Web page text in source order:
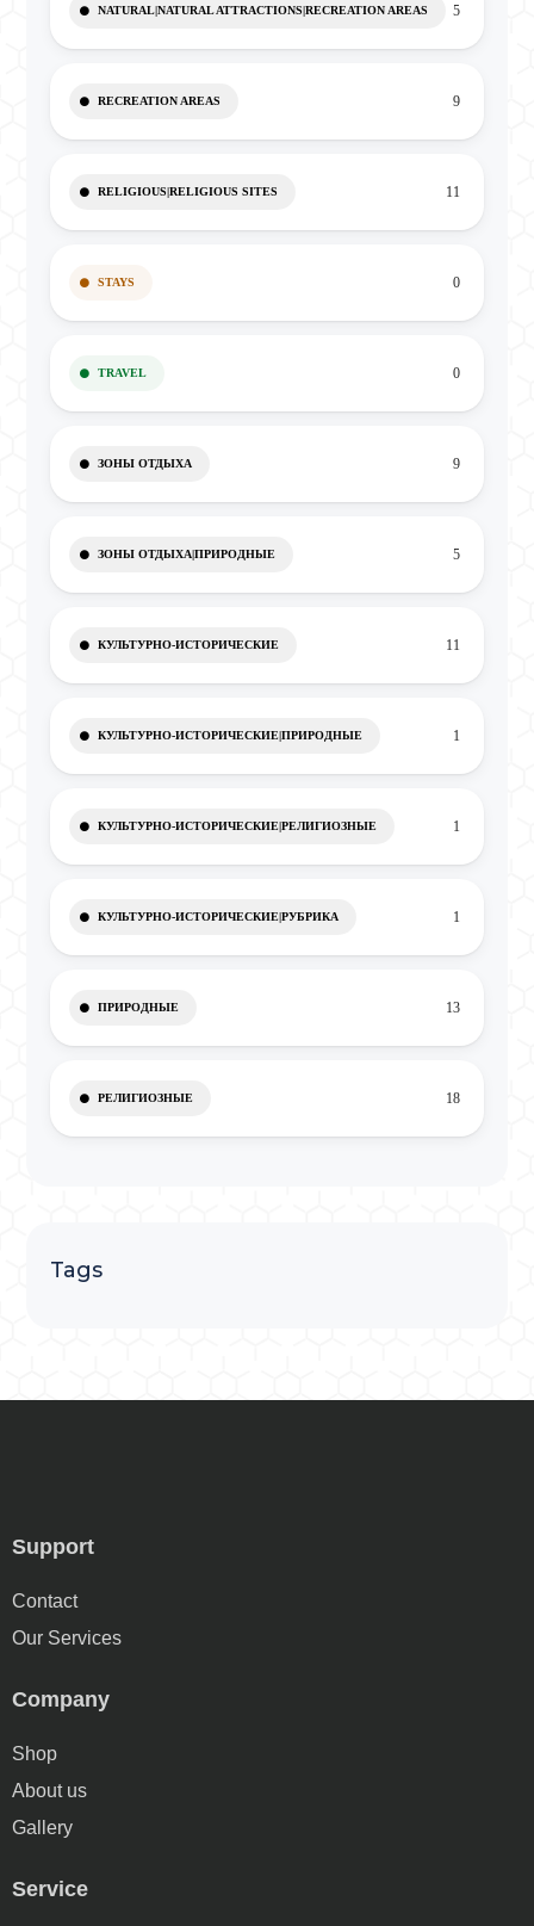
NATURAL|NATURAL ATTRACTIONS|RECREATION AREAS 5
RECREATION AREAS 9
RELIGIOUS|RELIGIOUS SITES 11
STAYS 0
TRAVEL 0
ЗОНЫ ОТДЫХА 9
ЗОНЫ ОТДЫХА|ПРИРОДНЫЕ 5
КУЛЬТУРНО-ИСТОРИЧЕСКИЕ 11
КУЛЬТУРНО-ИСТОРИЧЕСКИЕ|ПРИРОДНЫЕ 1
КУЛЬТУРНО-ИСТОРИЧЕСКИЕ|РЕЛИГИОЗНЫЕ 1
КУЛЬТУРНО-ИСТОРИЧЕСКИЕ|РУБРИКА 1
ПРИРОДНЫЕ 13
РЕЛИГИОЗНЫЕ 18
Tags
Support
Contact
Our Services
Company
Shop
About us
Gallery
Service